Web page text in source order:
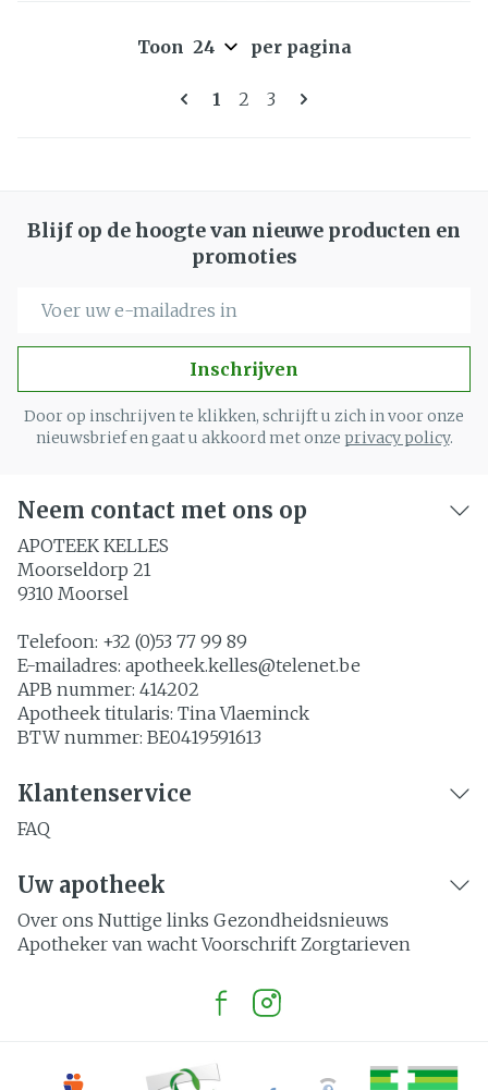
Pagina's
U lees momenteel pagina
1 Pagina
2 Pagina
3
Toon per pagina
Blijf op de hoogte van nieuwe producten en
promoties
Inschrijven
Door op inschrijven te klikken, schrijft u zich in voor onze
nieuwsbrief en gaat u akkoord met onze privacy policy.
Neem contact met ons op
APOTEEK KELLES
Moorseldorp 21
9310 Moorsel
Telefoon: +32 (0)53 77 99 89
E-mailadres: apotheek.kelles@telenet.be
APB nummer: 414202
Apotheek titularis: Tina Vlaeminck
BTW nummer: BE0419591613
Klantenservice
FAQ
Uw apotheek
Over ons Nuttige links Gezondheidsnieuws
Apotheker van wacht Voorschrift Zorgtarieven